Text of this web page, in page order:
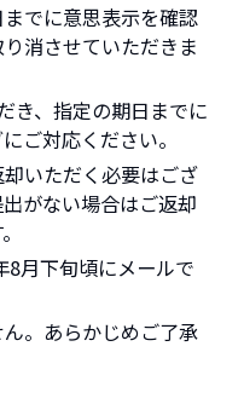
でに意思表示を確認
消させていただきま
き、指定の期日までに
ご対応ください。
いただく必要はござ
がない場合はご返却
8月下旬頃にメールで
。あらかじめご了承